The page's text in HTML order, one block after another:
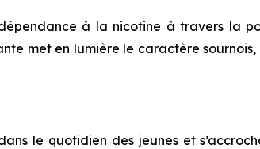
à la nicotine à travers la
met en lumière le caractère
le quotidien des jeunes et